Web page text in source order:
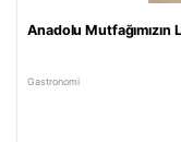
Anadolu Mutfağımızın
Gastronomi